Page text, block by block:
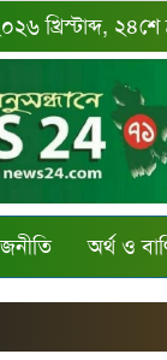
খ্রিস্টাব্দ, ২৪শে
অর্থ ও